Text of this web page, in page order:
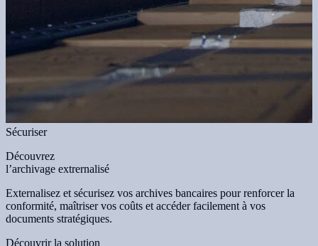
Sécuriser
Découvrez
l’archivage extrernalisé
Externalisez et sécurisez vos archives bancaires pour renforcer la
conformité, maîtriser vos coûts et accéder facilement à vos
documents stratégiques.
Découvrir la solution